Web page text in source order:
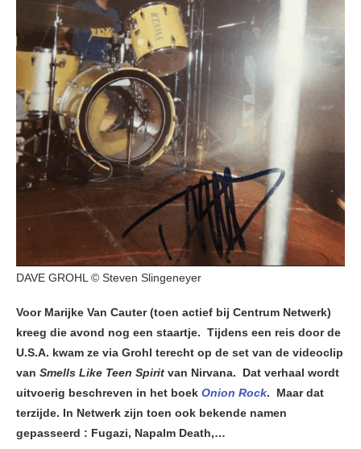
DAVE GROHL © Steven Slingeneyer
Voor Marijke Van Cauter (toen actief bij Centrum Netwerk)
kreeg die avond nog een staartje. Tijdens een reis door de
U.S.A. kwam ze via Grohl terecht op de set van de videoclip
van Smells Like Teen Spirit van Nirvana. Dat verhaal wordt
uitvoerig beschreven in het boek Onion Rock. Maar dat
terzijde. In Netwerk zijn toen ook bekende namen
gepasseerd : Fugazi, Napalm Death,…